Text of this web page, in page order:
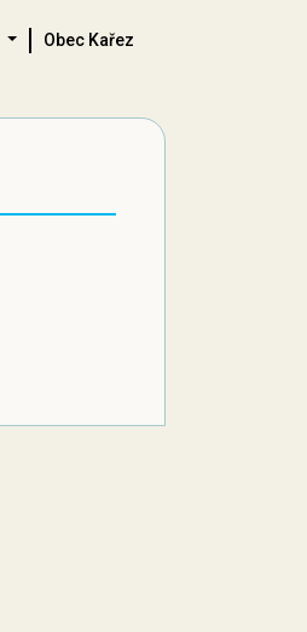
Obec Kařez